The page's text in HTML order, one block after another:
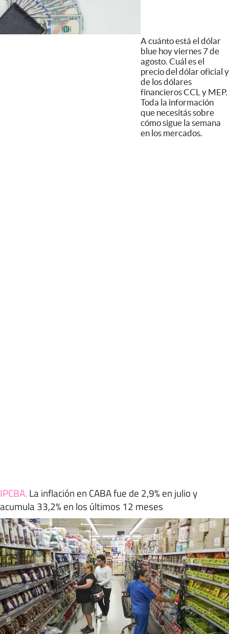
A cuánto está el dólar
blue hoy viernes 7 de
agosto. Cuál es el
precio del dólar oficial y
de los dólares
financieros CCL y MEP.
Toda la información
que necesitás sobre
cómo sigue la semana
en los mercados.
IPCBA. La inflación en CABA fue de 2,9% en julio y
acumula 33,2% en los últimos 12 meses